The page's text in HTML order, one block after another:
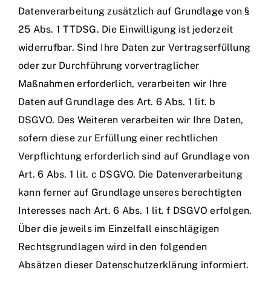
Datenverarbeitung zusätzlich auf Grundlage von §
25 Abs. 1 TTDSG. Die Einwilligung ist jederzeit
widerrufbar. Sind Ihre Daten zur Vertragserfüllung
oder zur Durchführung vorvertraglicher
Maßnahmen erforderlich, verarbeiten wir Ihre
Daten auf Grundlage des Art. 6 Abs. 1 lit. b
DSGVO. Des Weiteren verarbeiten wir Ihre Daten,
sofern diese zur Erfüllung einer rechtlichen
Verpflichtung erforderlich sind auf Grundlage von
Art. 6 Abs. 1 lit. c DSGVO. Die Datenverarbeitung
kann ferner auf Grundlage unseres berechtigten
Interesses nach Art. 6 Abs. 1 lit. f DSGVO erfolgen.
Über die jeweils im Einzelfall einschlägigen
Rechtsgrundlagen wird in den folgenden
Absätzen dieser Datenschutzerklärung informiert.